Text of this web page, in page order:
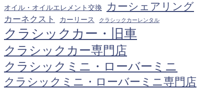
オイル・オイルエレメント交換 カーシェアリング
カーネクスト カーリース クラシックカーレンタル
クラシックカー・旧車
クラシックカー専門店
クラシックミニ・ローバーミニ
クラシックミニ・ローバーミニ専門店